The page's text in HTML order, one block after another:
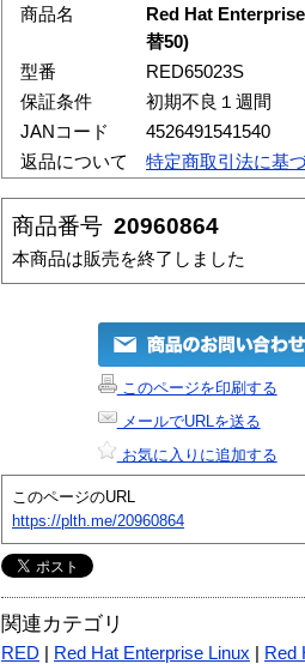
商品名
Red Hat
替50)
型番
RED65023S
保証条件
初期不良１週間
JANコード
4526491541540
返品について
特定商取引法に基
商品番号 20960864
本商品は販売を終了しました
このページを印刷する
メールでURLを送る
お気に入りに追加する
このページのURL
https://plth.me/20960864
関連カテゴリ
RED Red Hat Enterprise Linux Red